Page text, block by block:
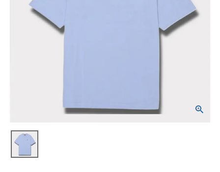
Tシャツ・ロングスリーブ
パーカー・トレーナー